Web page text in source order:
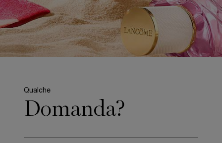
Qualche
Domanda?